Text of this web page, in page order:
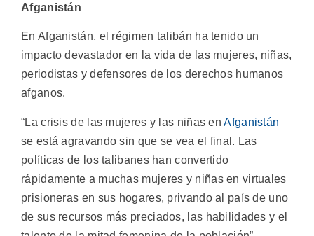
Afganistán
En Afganistán, el régimen talibán ha tenido un
impacto devastador en la vida de las mujeres, niñas,
periodistas y defensores de los derechos humanos
afganos.
“La crisis de las mujeres y las niñas enAfganistán
se está agravando sin que se vea el final. Las
políticas de los talibanes han convertido
rápidamente a muchas mujeres y niñas en virtuales
prisioneras en sus hogares, privando al país de uno
de sus recursos más preciados, las habilidades y el